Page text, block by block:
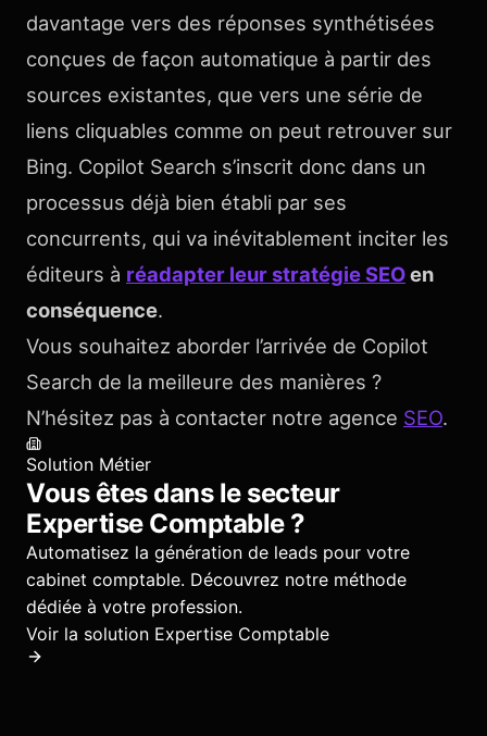
davantage vers des réponses synthétisées
conçues de façon automatique à partir des
sources existantes, que vers une série de
liens cliquables comme on peut retrouver sur
Bing. Copilot Search s’inscrit donc dans un
processus déjà bien établi par ses
concurrents, qui va inévitablement inciter les
éditeurs à réadapter leur stratégie SEOen
conséquence.
Vous souhaitez aborder l’arrivée de Copilot
Search de la meilleure des manières ?
N’hésitez pas à contacter notre agence SEO.
Solution Métier
Vous êtes dans le secteur
Expertise Comptable?
Automatisez la génération de leads pour votre
cabinet comptable. Découvrez notre méthode
dédiée à votre profession.
Voir la solution Expertise Comptable